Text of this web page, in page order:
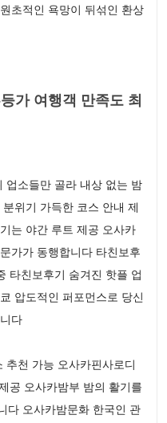
초적인 욕망이 뒤섞인 환상
가 여행객 만족도 최
업소들만 골라 내상 없는 밤
위기 가득한 코스 안내 제
는 야간 루트 제공 오사카
가가 동행합니다 타친보후
타친보후기 숨겨진 핫플 업
압도적인 퍼포먼스로 당신
다
추천 가능 오사카핀사로디
공 오사카밤부 밤의 활기를
다 오사카밤문화 한국인 관